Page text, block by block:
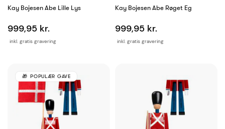
Kay Bojesen Abe Lille Lys
inkl. gratis gravering
999,95 kr.
Kay Bojesen Abe Røget Eg
inkl. gratis gravering
999,95 kr.
POPULÆR GAVE